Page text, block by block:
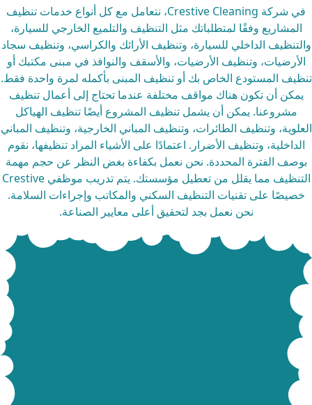
في شركة Crestive Cleaning، نتعامل مع كل أنواع خدمات تنظيف
المشاريع وفقًا لمتطلباتك مثل التنظيف والتلميع الخارجي للسيارة،
الداخلي للسيارة، وتنظيف الأرائك والكراسي، وتنظيف سجاد
وتنظيف الأرضيات، والأسقف والنوافذ في مبنى مكتبك أو
المستودع الخاص بك أو تنظيف المبنى بأكمله لمرة واحدة فقط.
يمكن أن تكون هناك مواقف مختلفة عندما تحتاج إلى أعمال تنظيف
مشروعنا. يمكن أن يشمل تنظيف المشروع أيضًا تنظيف الهياكل
وتنظيف الطائرات، وتنظيف المباني الخارجية، وتنظيف المباني
وتنظيف الأضرار. اعتمادًا على الأشياء المراد تنظيفها، نقوم
الفترة المحددة. نحن نعمل بكفاءة بغض النظر عن حجم مهمة
التنظيف مما يقلل من تعطيل مؤسستك. يتم تدريب موظفي Crestive
على تقنيات التنظيف السكني والمكاتب وإجراءات السلامة.
نحن نعمل بجد لتحقيق أعلى معايير الصناعة.